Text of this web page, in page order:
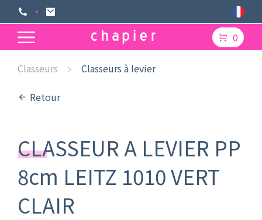
0
Classeurs Classeurs à levier
Retour
CLASSEUR A LEVIER PP
8cm LEITZ 1010 VERT
CLAIR